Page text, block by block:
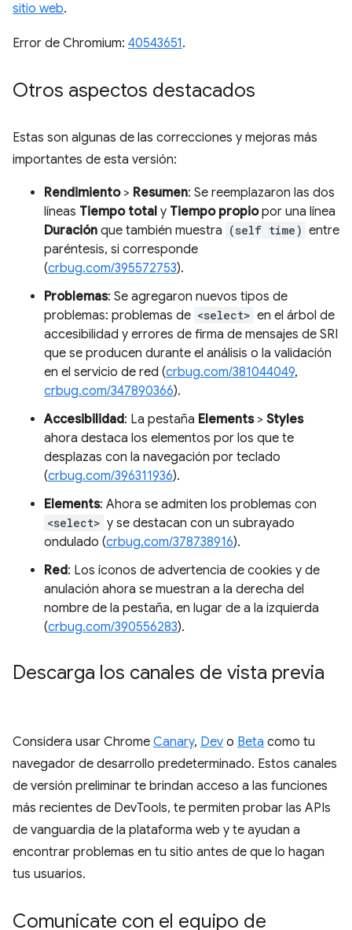
sitio web.
Error de Chromium: 40543651.
Otros aspectos destacados
Estas son algunas de las correcciones y mejoras más
importantes de esta versión:
Rendimiento> Resumen: Se reemplazaron las dos
líneas Tiempo total y Tiempo propiopor una línea
Duración que también muestra (self time) entre
paréntesis, si corresponde
(crbug.com/395572753).
Problemas: Se agregaron nuevos tipos de
problemas: problemas de <select> en el árbol de
accesibilidad y errores de firma de mensajes de SRI
que se producen durante el análisis o la validación
en el servicio de red (crbug.com/381044049,
crbug.com/347890366).
Accesibilidad: La pestaña Elements> Styles
ahora destaca los elementos por los que te
desplazas con la navegación por teclado
(crbug.com/396311936).
Elements: Ahora se admiten los problemas con
<select> y se destacan con un subrayado
ondulado (crbug.com/378738916).
Red: Los íconos de advertencia de cookies y de
anulación ahora se muestran a la derecha del
nombre de la pestaña, en lugar de a la izquierda
(crbug.com/390556283).
Descarga los canales de vista previa
Considera usar Chrome Canary, Dev o Beta como tu
navegador de desarrollo predeterminado. Estos canales
de versión preliminar te brindan acceso a las funciones
más recientes de DevTools, te permiten probar las APIs
de vanguardia de la plataforma web y te ayudan a
encontrar problemas en tu sitio antes de que lo hagan
tus usuarios.
Comunícate con el equipo de